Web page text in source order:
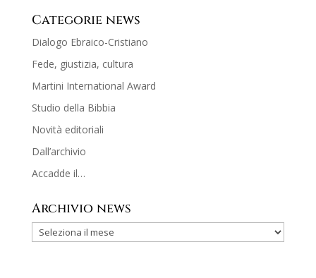
Categorie news
Dialogo Ebraico-Cristiano
Fede, giustizia, cultura
Martini International Award
Studio della Bibbia
Novità editoriali
Dall’archivio
Accadde il…
Archivio news